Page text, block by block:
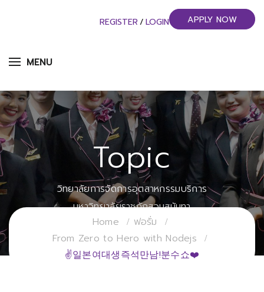
MENU
REGISTER / LOGIN APPLY NOW
Topic
วิทยาลัยการจัดการอุตสาหกรรมบริการ
มหาวิทยาลัยราชภัฏสวนสุนันทา
Home
ฟอรั่ม
From Zero to Hero with Nodejs
✌일본여대생즉석만남!분수쇼❤️